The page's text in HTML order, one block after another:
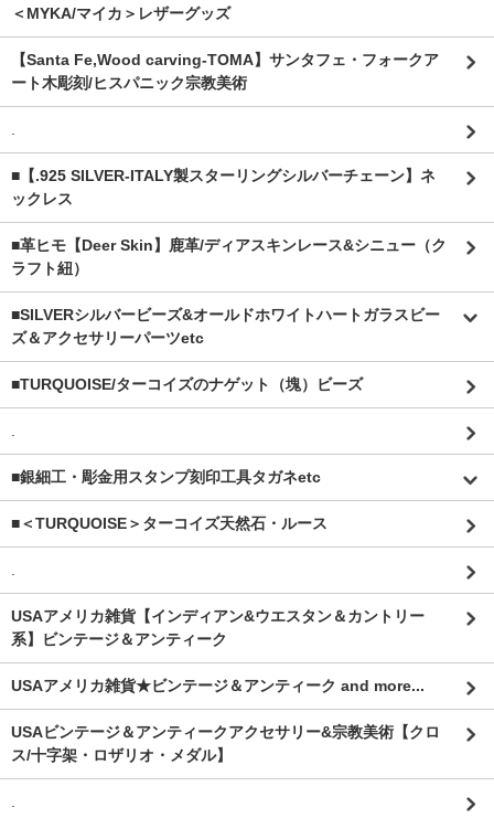
＜MYKA/マイカ＞レザーグッズ
【Santa Fe,Wood carving-TOMA】サンタフェ・フォークア
ート木彫刻/ヒスパニック宗教美術
■【.925 SILVER-ITALY製スターリングシルバーチェーン】ネ
ックレス
■革ヒモ【Deer Skin】鹿革/ディアスキンレース&シニュー（ク
ラフト紐）
■SILVERシルバービーズ&オールドホワイトハートガラスビー
ズ＆アクセサリーパーツetc
■TURQUOISE/ターコイズのナゲット（塊）ビーズ
■銀細工・彫金用スタンプ刻印工具タガネetc
■＜TURQUOISE＞ターコイズ天然石・ルース
USAアメリカ雑貨【インディアン&ウエスタン＆カントリー
系】ビンテージ＆アンティーク
USAアメリカ雑貨★ビンテージ＆アンティーク and more...
USAビンテージ＆アンティークアクセサリー&宗教美術【クロ
ス/十字架・ロザリオ・メダル】